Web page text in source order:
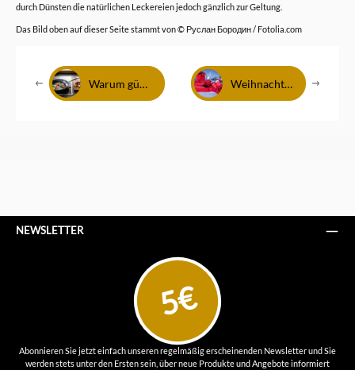
durch Dünsten die natürlichen Leckereien jedoch gänzlich zur Geltung.
Das Bild oben auf dieser Seite stammt von © Руслан Бородин / Fotolia.com
Warum günstige Töpfe und Pfannen teurer sind Weihnachtsgeschenke für die Küche
NEWSLETTER
5€
Abonnieren Sie jetzt einfach unseren regelmäßig erscheinenden Newsletter und Sie
werden stets unter den Ersten sein, über neue Produkte und Angebote informiert